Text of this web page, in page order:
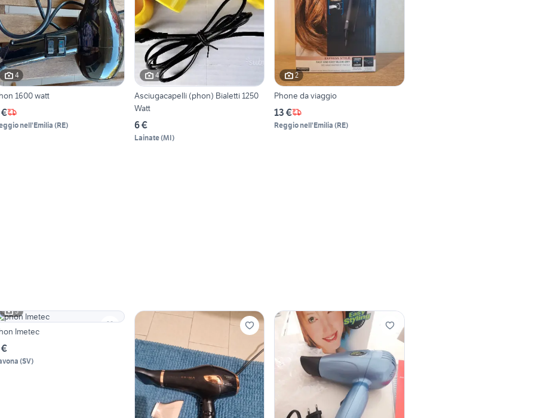
4
Phon 1600 watt
nell'Emilia (RE)
4
Asciugacapelli (phon) Bialetti 1250
Watt
6 €
Lainate(MI)
2
Phone da viaggio
13 €
Reggio nell'Emilia (RE)
3
Imetec
(SV)